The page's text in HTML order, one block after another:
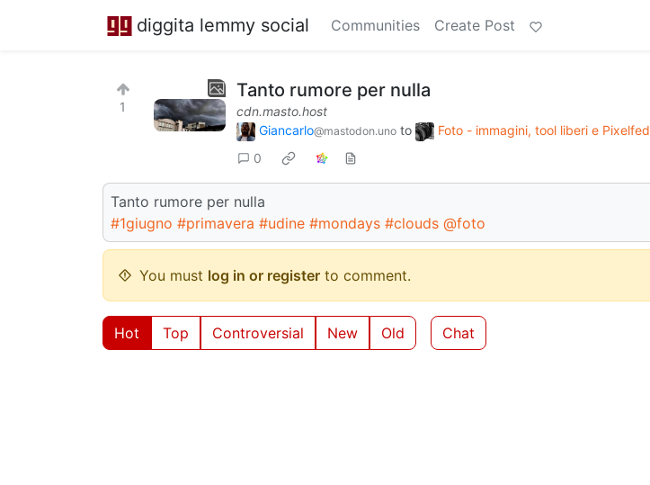
diggita lemmy social Communities Create Post
1
Tanto rumore per nulla
cdn.masto.host
Giancarlo@mastodon.uno to Foto - immagini, tool liberi e Pixelfed
0
Tanto rumore per nulla
#1giugno #primavera #udine #mondays #clouds @foto
You must log in or register to comment.
Hot Top Controversial New Old Chat